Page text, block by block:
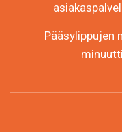
Pääsylippujen